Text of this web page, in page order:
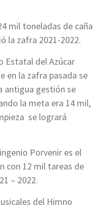
mil toneladas de caña
la zafra 2021-2022.
Estatal del Azúcar
en la zafra pasada se
antigua gestión se
la meta era 14 mil,
se logrará
Porvenir es el
con 12 mil tareas de
– 2022.
del Himno